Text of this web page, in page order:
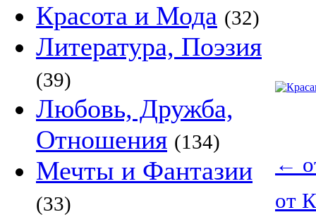
Красота и Мода (32)
Литература, Поэзия
(39)
Любовь, Дружба,
Отношения (134)
Мечты и Фантазии
(33)
←
от